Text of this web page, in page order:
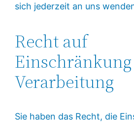
sich jederzeit an uns
Recht auf
Verarbeitung
Sie haben das Recht, die